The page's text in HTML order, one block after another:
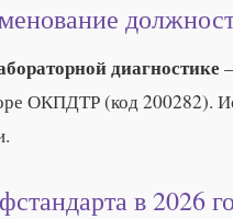
диагностике
ОКПДТР (код 200282).
в 2026